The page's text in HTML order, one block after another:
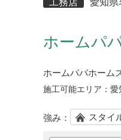
工務店 愛知県
ホームパ
ホームパパホーム
施工可能エリア： 愛
強み： スタイ